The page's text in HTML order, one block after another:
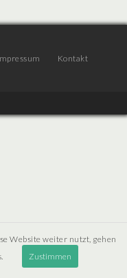
Kontakt
Website weiter nutzt, gehen
Zustimmen